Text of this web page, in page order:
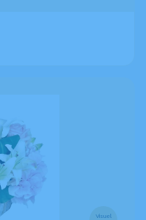
Visuel